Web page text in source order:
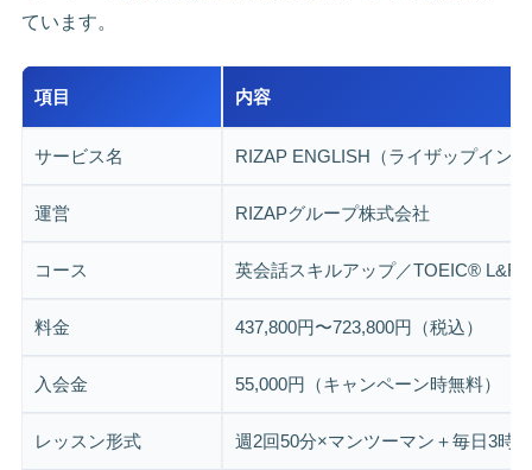
ています。
項目 内容
サービス名 RIZAP ENGLISH（ライザップイン
運営 RIZAPグループ株式会社
コース 英会話スキルアップ／TOEIC® L&R
料金 437,800円〜723,800円（税込）
入会金 55,000円（キャンペーン時無料）
レッスン形式 週2回50分×マンツーマン＋毎日3時